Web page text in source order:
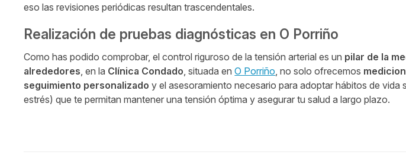
eso las revisiones periódicas resultan trascendentales.
Realización de pruebas diagnósticas en O Porriño
Como has podido comprobar, el control riguroso de la tensión arterial es un pilar de la
alrededores , en la Clínica Condado , situada enO Porriño , no solo ofrecemos
seguimiento personalizadoy el asesoramiento necesario para adoptar hábitos de vida
estrés) que te permitan mantener una tensión óptima y asegurar tu salud a largo plazo.